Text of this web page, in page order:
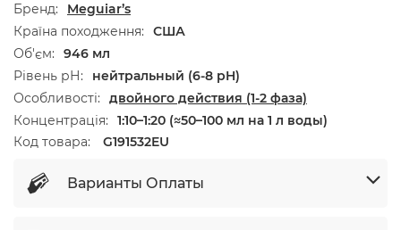
Бренд
Meguiar’s
Країна походження
США
Об'єм
946 мл
Рівень рН
нейтральный (6-8 pH)
Особливості
двойного действия (1-2 фаза)
Концентрація
1:10–1:20 (≈50–100 мл на 1 л воды)
Код товара:
G191532EU
Варианты Оплаты